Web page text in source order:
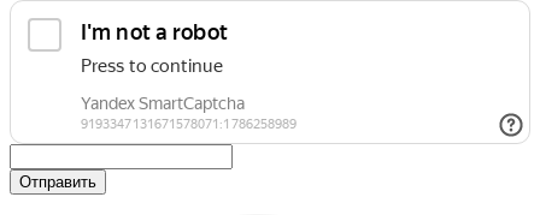
Отправить